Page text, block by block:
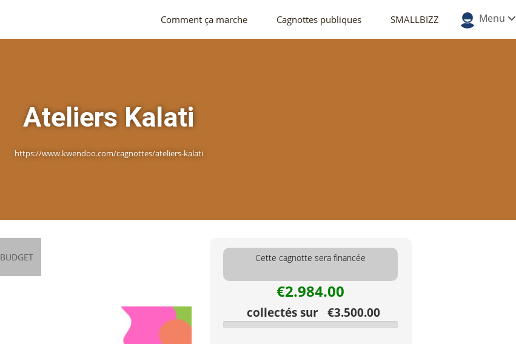
Comment ça marche Cagnottes publiques SMALLBIZZ Menu
Ateliers Kalati
https://www.kwendoo.com/cagnottes/ateliers-kalati
BUDGET Cette cagnotte sera financée
€2.984.00
collectés sur €3.500.00